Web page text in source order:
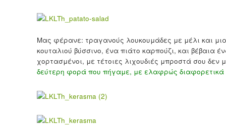
Μας φέρανε: τραγανούς λουκουμάδες με μέλι και
κουταλιού βύσσινο, ένα πιάτο καρπούζι, και βέβαια
χορτασμένοι, με τέτοιες λιχουδιές μπροστά σου
δεύτερη φορά που πήγαμε, με ελαφρώς διαφορετικά